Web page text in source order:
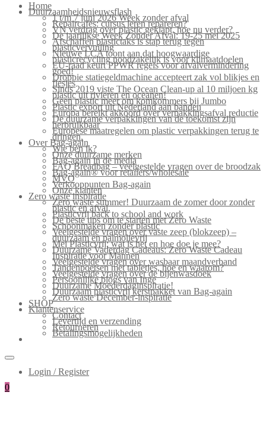
Home
Duurzaamheidsnieuwsflash
1 t/m 7 juni 2026 Week zonder afval
Repaircafés: cursus leren repareren?
VN verdrag over plastic geklapt, hoe nu verder?
De jaarlijkse Week Zonder Afval: 19-25 mei 2025
Afschaffen plastictaks is stap terug tegen
plasticvervuiling
Nieuwe LCA toont aan dat hoogwaardige
plasticrecycling noodzakelijk is voor klimaatdoelen
EU-raad keurt PPWR regels voor afvalvermindering
goed!
Droppie statiegeldmachine accepteert zak vol blikjes en
flesjes
Sinds 2019 viste The Ocean Clean-up al 10 miljoen kg
plastic uit rivieren en oceanen!
Geen plastic meer om komkommers bij Jumbo
Plastic export uit Nederland aan banden
Europa bereikt akkoord over verpakkingsafval reductie
De duurzame verpakkingen van de toekomst zijn
herbruikbaar
Europese maatregelen om plastic verpakkingen terug te
dringen.
Over Bag-again
Wie ben ik?
Onze duurzame merken
Bag-again in de media
FAQ Breadbag – veelgestelde vragen over de broodzak
Bag-again® voor retailers/wholesale
MVO
Verkooppunten Bag-again
Onze klanten
Zero waste inspiratie
Zero waste summer! Duurzaam de zomer door zonder
plastic en afval.
Plasticvrij back to school and work
De beste tips om te starten met Zero Waste
Schoonmaken zonder plastic
Veelgestelde vragen over vaste zeep (blokzeep) –
duurzaam en palmolievrij
Mei Plasticvrij: wat is het en hoe doe je mee?
Duurzame Vaderdag Cadeaus: Zero Waste Cadeau
Inspiratie voor Mannen
Veelgestelde vragen over wasbaar maandverband
Tandenpoetsen met tabletjes, hoe en waarom?
Veelgestelde vragen over de bijenwasdoek
Persoonlijke blogs van Inge
Duurzame Moederdaginspiratie!
Duurzaam plasticvrij kerstpakket van Bag-again
Zero waste December-inspiratie
SHOP
Klantenservice
Contact
Levertijd en verzending
Retourneren
Betalingsmogelijkheden
Login / Register
0